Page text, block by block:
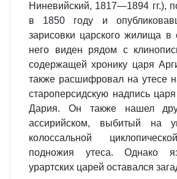
Ниневийский, 1817—1894 гг.),
в 1850 году и
зарисовки царского жилища в
него виден рядом с
содержащей хронику царя
также расшифровал на утесе
староперсидскую надпись
Дария. Он также нашел
ассирийском, выбитый на
колоссальной
подножия утеса. Однако
урартских царей оставался